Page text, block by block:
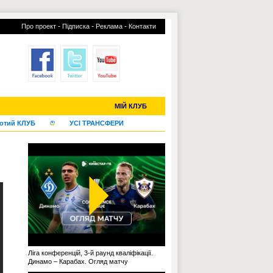
Про проект - Підписка - Реклама - Контакти
МІЙ КЛУБ
КЛУБ УСІ ТРАНСФЕРИ
Ліга конференцій, 3-й раунд кваліфікації.
Динамо – Карабах. Огляд матчу